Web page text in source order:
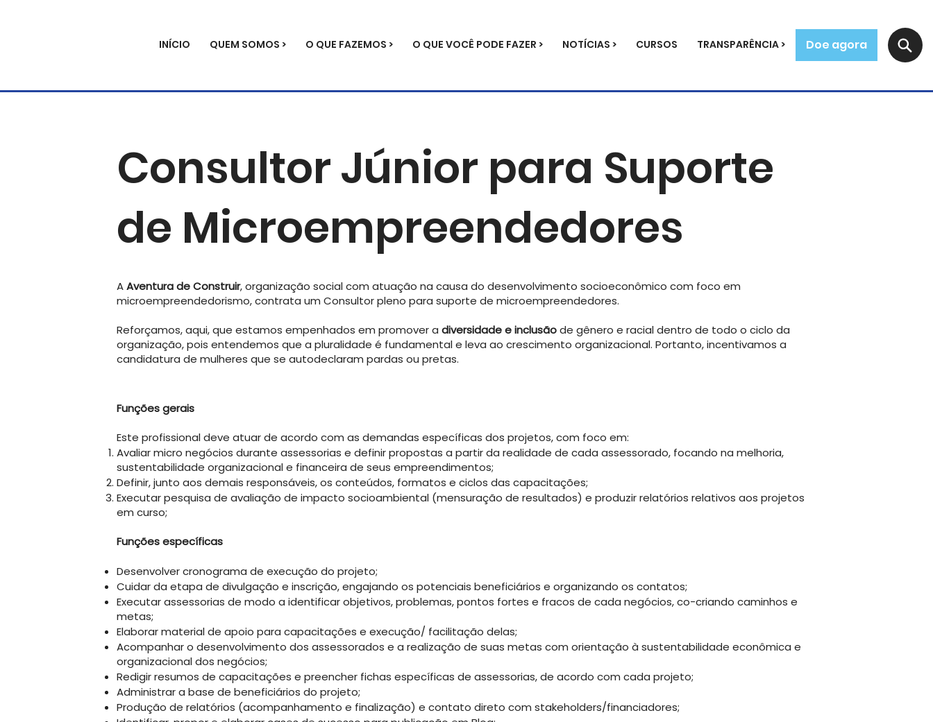
INÍCIO QUEM SOMOS > O QUE FAZEMOS > O QUE VOCÊ PODE FAZER > NOTÍCIAS > CURSOS TRANSPARÊNCIA > Doe agora
Consultor Júnior para Suporte
de Microempreendedores
AAventura de Construir, organização social com atuação na causa do desenvolvimento socioeconômico com foco em
microempreendedorismo, contrata um Consultor pleno para suporte de microempreendedores.
Reforçamos, aqui, que estamos empenhados em promover a diversidade e inclusãode gênero e racial dentro de todo o ciclo da
organização, pois entendemos que a pluralidade é fundamental e leva ao crescimento organizacional. Portanto, incentivamos a
candidatura de mulheres que se autodeclaram pardas ou pretas.
Funções gerais
Este profissional deve atuar de acordo com as demandas específicas dos projetos, com foco em:
Avaliar micro negócios durante assessorias e definir propostas a partir da realidade de cada assessorado, focando na melhoria,
sustentabilidade organizacional e financeira de seus empreendimentos;
Definir, junto aos demais responsáveis, os conteúdos, formatos e ciclos das capacitações;
Executar pesquisa de avaliação de impacto socioambiental (mensuração de resultados) e produzir relatórios relativos aos projetos
em curso;
Funções específicas
Desenvolver cronograma de execução do projeto;
Cuidar da etapa de divulgação e inscrição, engajando os potenciais beneficiários e organizando os contatos;
Executar assessorias de modo a identificar objetivos, problemas, pontos fortes e fracos de cada negócios, co-criando caminhos e
metas;
Elaborar material de apoio para capacitações e execução/ facilitação delas;
Acompanhar o desenvolvimento dos assessorados e a realização de suas metas com orientação à sustentabilidade econômica e
organizacional dos negócios;
Redigir resumos de capacitações e preencher fichas específicas de assessorias, de acordo com cada projeto;
Administrar a base de beneficiários do projeto;
Produção de relatórios (acompanhamento e finalização) e contato direto com stakeholders/financiadores;